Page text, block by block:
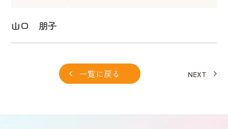
山口 朋子
一覧に戻る NEXT